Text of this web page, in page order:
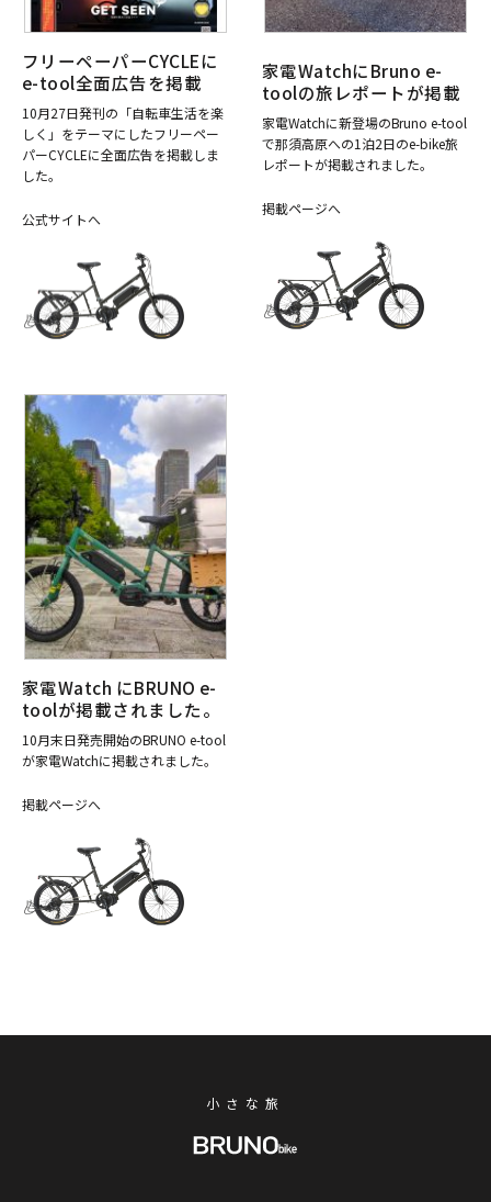
フリーペーパーCYCLEに
e-tool全面広告を掲載
10月27日発刊の「自転車生活を楽
しく」をテーマにしたフリーペー
パーCYCLEに全面広告を掲載しま
した。
公式サイトへ
家電WatchにBruno e-
toolの旅レポートが掲載
家電Watchに新登場のBruno e-tool
で那須高原への1泊2日のe-bike旅
レポートが掲載されました。
掲載ページへ
家電Watch にBRUNO e-
toolが掲載されました。
10月末日発売開始のBRUNO e-tool
が家電Watchに掲載されました。
掲載ページへ
小さな旅